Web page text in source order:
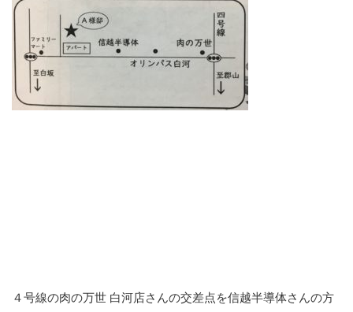
４号線の肉の万世 白河店さんの交差点を信越半導体さんの方